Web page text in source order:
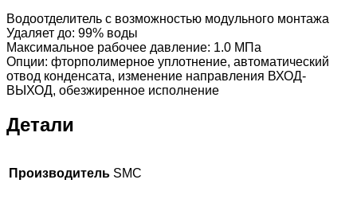
Водоотделитель с возможностью модульного монтажа
Удаляет до: 99% воды
Максимальное рабочее давление: 1.0 МПа
Опции: фторполимерное уплотнение, автоматический
отвод конденсата, изменение направления ВХОД-
ВЫХОД, обезжиренное исполнение
Детали
Производитель SMC